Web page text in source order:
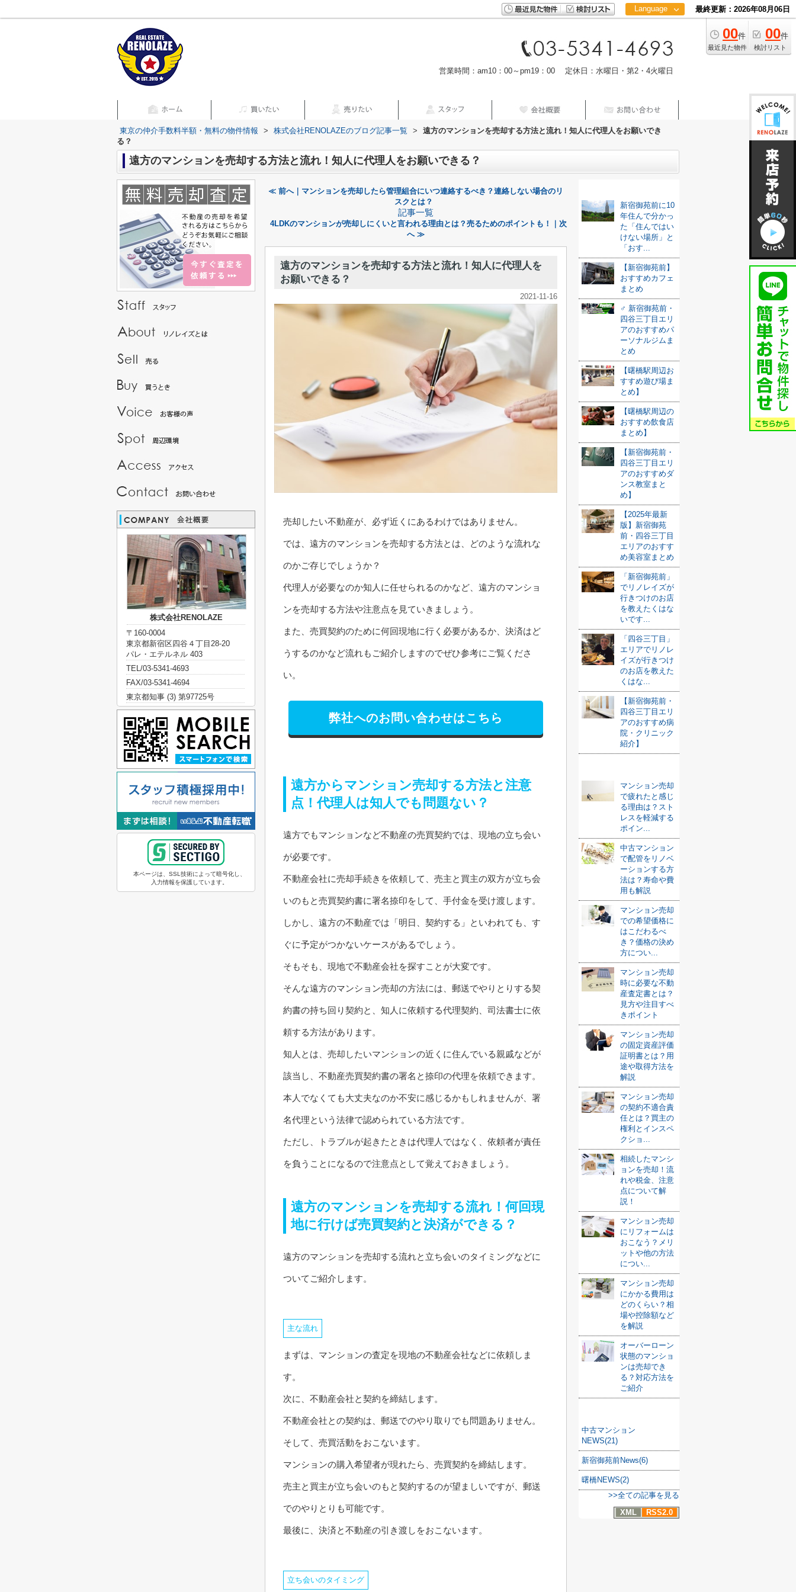
Language
中文
最終更新：2026年08月06日
00件
最近見た物件
00件
検討リスト
営業時間：am10：00～pm19：00 定休日：水曜日・第2・4火曜日
東京の仲介手数料半額・無料の物件情報 > 株式会社RENOLAZEのブログ記事一覧 >
遠方のマンションを売却する方法と流れ！知人に代理人をお願いでき
る？
遠方のマンションを売却する方法と流れ！知人に代理人をお願いできる？
≪ 前へ｜マンションを売却したら管理組合にいつ連絡するべき？連絡しない場合のリ
スクとは？
記事一覧
4LDKのマンションが売却しにくいと言われる理由とは？売るためのポイントも！｜次
へ ≫
遠方のマンションを売却する方法と流れ！知人に代理人を
お願いできる？
2021-11-16
売却したい不動産が、必ず近くにあるわけではありません。
では、遠方のマンションを売却する方法とは、どのような流れな
のかご存じでしょうか？
代理人が必要なのか知人に任せられるのかなど、遠方のマンショ
ンを売却する方法や注意点を見ていきましょう。
また、売買契約のために何回現地に行く必要があるか、決済はど
うするのかなど流れもご紹介しますのでぜひ参考にご覧くださ
い。
弊社へのお問い合わせはこちら
遠方からマンション売却する方法と注意
点！代理人は知人でも問題ない？
遠方でもマンションなど不動産の売買契約では、現地の立ち会い
が必要です。
不動産会社に売却手続きを依頼して、売主と買主の双方が立ち会
いのもと売買契約書に署名捺印をして、手付金を受け渡します。
しかし、遠方の不動産では「明日、契約する」といわれても、す
ぐに予定がつかないケースがあるでしょう。
そもそも、現地で不動産会社を探すことが大変です。
そんな遠方のマンション売却の方法には、郵送でやりとりする契
約書の持ち回り契約と、知人に依頼する代理契約、司法書士に依
頼する方法があります。
知人とは、売却したいマンションの近くに住んでいる親戚などが
該当し、不動産売買契約書の署名と捺印の代理を依頼できます。
本人でなくても大丈夫なのか不安に感じるかもしれませんが、署
名代理という法律で認められている方法です。
ただし、トラブルが起きたときは代理人ではなく、依頼者が責任
を負うことになるので注意点として覚えておきましょう。
遠方のマンションを売却する流れ！何回現
地に行けば売買契約と決済ができる？
遠方のマンションを売却する流れと立ち会いのタイミングなどに
ついてご紹介します。
主な流れ
まずは、マンションの査定を現地の不動産会社などに依頼しま
す。
次に、不動産会社と契約を締結します。
不動産会社との契約は、郵送でのやり取りでも問題ありません。
そして、売買活動をおこないます。
マンションの購入希望者が現れたら、売買契約を締結します。
売主と買主が立ち会いのもと契約するのが望ましいですが、郵送
でのやりとりも可能です。
最後に、決済と不動産の引き渡しをおこないます。
立ち会いのタイミング
新宿御苑前に10
年住んで分かっ
た「住んではい
けない場所」と
「おす...
【新宿御苑前】
おすすめカフェ
まとめ
️‍♂️ 新宿御苑前・
四谷三丁目エリ
アのおすすめパ
ーソナルジムま
とめ
【曙橋駅周辺お
すすめ遊び場ま
とめ】
【曙橋駅周辺の
おすすめ飲食店
まとめ】
【新宿御苑前・
四谷三丁目エリ
アのおすすめダ
ンス教室まと
め】
【2025年最新
版】新宿御苑
前・四谷三丁目
エリアのおすす
め美容室まとめ
「新宿御苑前」
でリノレイズが
行きつけのお店
を教えたくはな
いです...
「四谷三丁目」
エリアでリノレ
イズが行きつけ
のお店を教えた
くはな...
【新宿御苑前・
四谷三丁目エリ
アのおすすめ病
院・クリニック
紹介】
マンション売却
で疲れたと感じ
る理由は？スト
レスを軽減する
ポイン...
中古マンション
で配管をリノベ
ーションする方
法は？寿命や費
用も解説
マンション売却
での希望価格に
はこだわるべ
き？価格の決め
方につい...
マンション売却
時に必要な不動
産査定書とは？
見方や注目すべ
きポイント
マンション売却
の固定資産評価
証明書とは？用
途や取得方法を
解説
マンション売却
の契約不適合責
任とは？買主の
権利とインスペ
クショ...
相続したマンシ
ョンを売却！流
れや税金、注意
点について解
説！
マンション売却
にリフォームは
おこなう？メリ
ットや他の方法
につい...
マンション売却
にかかる費用は
どのくらい？相
場や控除額など
を解説
オーバーローン
状態のマンショ
ンは売却でき
る？対応方法を
ご紹介
中古マンション
NEWS(21)
新宿御苑前News(6)
曙橋NEWS(2)
>>全ての記事を見る
XML
RSS2.0
株式会社RENOLAZE
〒160-0004
東京都新宿区四谷４丁目28-20
パレ・エテルネル 403
TEL/03-5341-4693
FAX/03-5341-4694
東京都知事 (3) 第97725号
本ページは、SSL技術によって暗号化し、
入力情報を保護しています。